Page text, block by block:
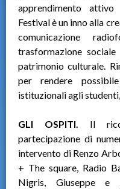
apprendimento
Festival è un inno alla
comunicazione
trasformazione
patrimonio culturale.
per rendere
istituzionali agli
GLI OSPITI. Il
partecipazione di
intervento di Renzo
+ The square, Radio
Nigris, Giuseppe e